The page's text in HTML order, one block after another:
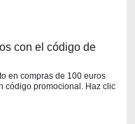
con el código de
en compras de 100 euros
código promocional. Haz clic